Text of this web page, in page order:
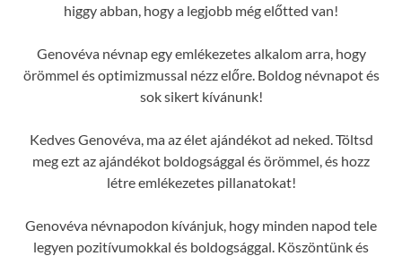
higgy abban, hogy a legjobb még előtted van!
Genovéva névnap egy emlékezetes alkalom arra, hogy
örömmel és optimizmussal nézz előre. Boldog névnapot és
sok sikert kívánunk!
Kedves Genovéva, ma az élet ajándékot ad neked. Töltsd
meg ezt az ajándékot boldogsággal és örömmel, és hozz
létre emlékezetes pillanatokat!
Genovéva névnapodon kívánjuk, hogy minden napod tele
legyen pozitívumokkal és boldogsággal. Köszöntünk és